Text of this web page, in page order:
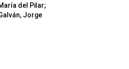
del Pilar;
Jorge